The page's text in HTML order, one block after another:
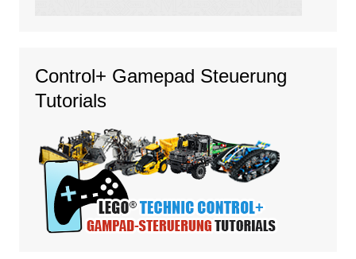
Control+ Gamepad Steuerung
Tutorials